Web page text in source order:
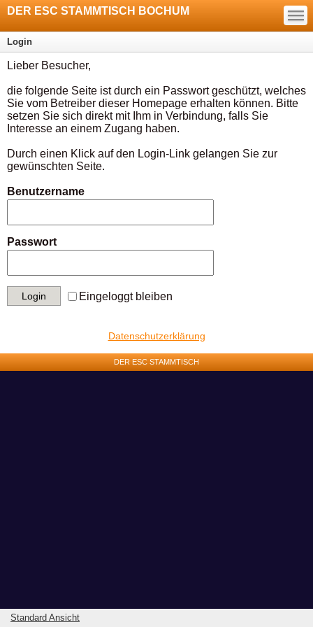
DER ESC STAMMTISCH BOCHUM —
—
—
Login
Lieber Besucher,
die folgende Seite ist durch ein Passwort geschützt, welches
Sie vom Betreiber dieser Homepage erhalten können. Bitte
setzen Sie sich direkt mit Ihm in Verbindung, falls Sie
Interesse an einem Zugang haben.
Durch einen Klick auf den Login-Link gelangen Sie zur
gewünschten Seite.
Benutzername
Passwort
Eingeloggt bleiben
Datenschutzerklärung
DER ESC STAMMTISCH
Standard Ansicht